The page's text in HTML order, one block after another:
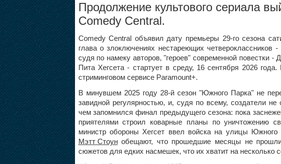
Продолжение культового сериала
Comedy Central.
Comedy Central объявил дату премьеры 29-го сезона
глава о злоключениях нестареющих
судя по намеку авторов, "героев" современной повестки
Пита Хегсета - стартует в среду, 16 сентября 2026
стриминговом сервисе Paramount+.
В минувшем 2025 году 28-й сезон "Южного Парка" не
завидной регулярностью, и, судя по всему, создатели
чем запомнился финал предыдущего сезона: пока
приятелями строил коварные планы по уничтожению
министр обороны Хегсет ввел войска на улицы
Мэтт Стоунобещают, что прошедшие месяцы не
сюжетов для едких насмешек, что их хватит на несколько